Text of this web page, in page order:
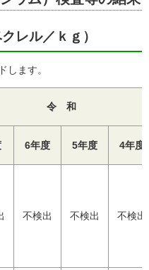
レル／ｋｇ）
します。
令 和
6年度 5年度 4年度
不検出 不検出 不検出